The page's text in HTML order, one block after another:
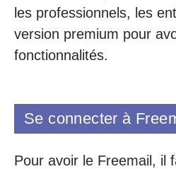
les professionnels, les
version premium pour
fonctionnalités.
Se connecter à
Pour avoir le Freemail, il